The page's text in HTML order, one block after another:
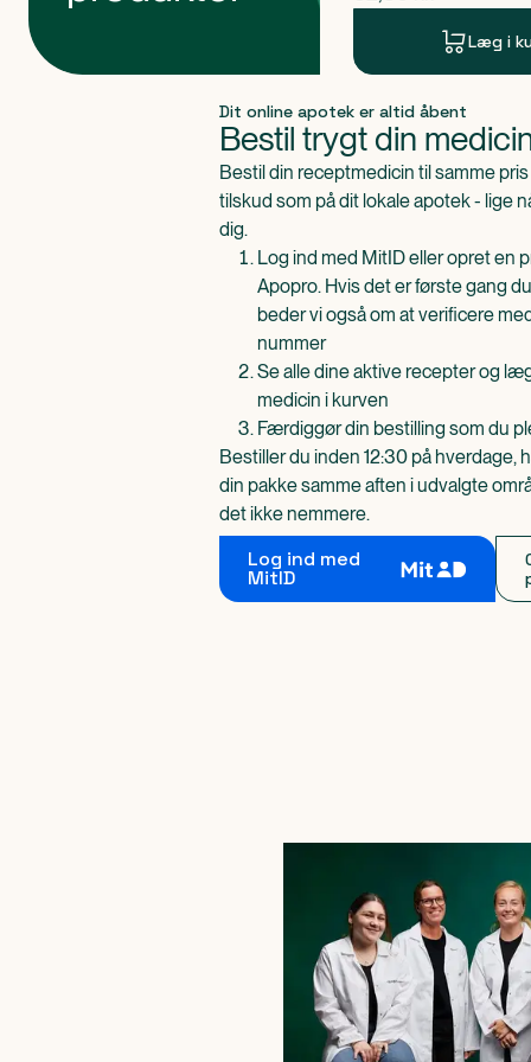
Læg i
Dit online apotek er altid åbent
Bestil trygt din
Bestil din receptmedicin til samme
tilskud som på dit lokale apotek - lige
dig.
Log ind med MitID eller opret en
Apopro. Hvis det er første gang
beder vi også om at verificere
nummer
Se alle dine aktive recepter og
medicin i kurven
Færdiggør din bestilling som du
Bestiller du inden 12:30 på hverdage,
din pakke samme aften i udvalgte
det ikke nemmere.
Log ind med
MitID